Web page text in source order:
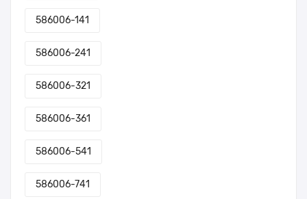
586006-141
586006-241
586006-321
586006-361
586006-541
586006-741